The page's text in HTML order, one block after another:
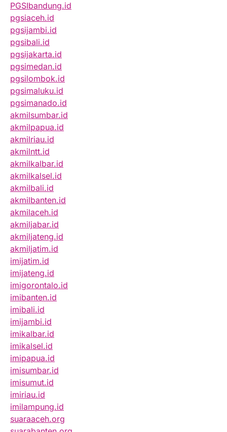
PGSIbandung.id
pgsiaceh.id
pgsijambi.id
pgsibali.id
pgsijakarta.id
pgsimedan.id
pgsilombok.id
pgsimaluku.id
pgsimanado.id
akmilsumbar.id
akmilpapua.id
akmilriau.id
akmilntt.id
akmilkalbar.id
akmilkalsel.id
akmilbali.id
akmilbanten.id
akmilaceh.id
akmiljabar.id
akmiljateng.id
akmiljatim.id
imijatim.id
imijateng.id
imigorontalo.id
imibanten.id
imibali.id
imijambi.id
imikalbar.id
imikalsel.id
imipapua.id
imisumbar.id
imisumut.id
imiriau.id
imilampung.id
suaraaceh.org